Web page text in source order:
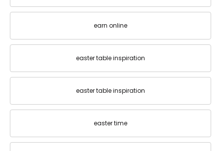
earn online
easter table inspiration
easter table inspiration
easter time